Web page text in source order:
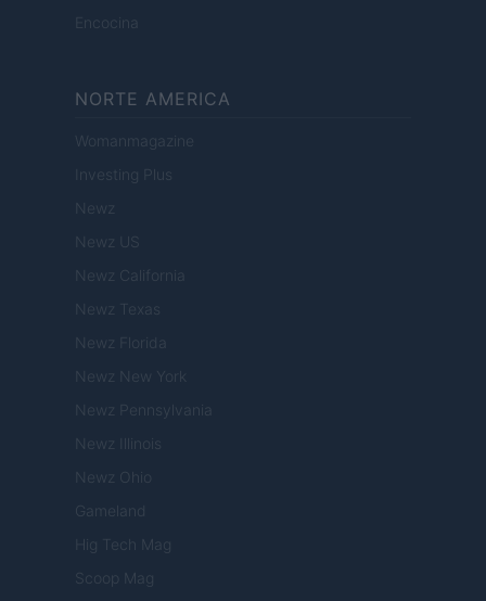
Encocina
NORTE AMERICA
Womanmagazine
Investing Plus
Newz
Newz US
Newz California
Newz Texas
Newz Florida
Newz New York
Newz Pennsylvania
Newz Illinois
Newz Ohio
Gameland
Hig Tech Mag
Scoop Mag